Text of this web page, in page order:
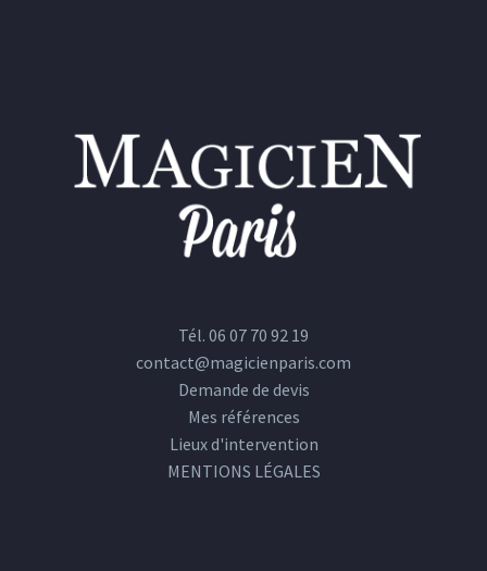
Tél. 06 07 70 92 19
contact@magicienparis.com
Demande de devis
Mes références
Lieux d'intervention
MENTIONS LÉGALES